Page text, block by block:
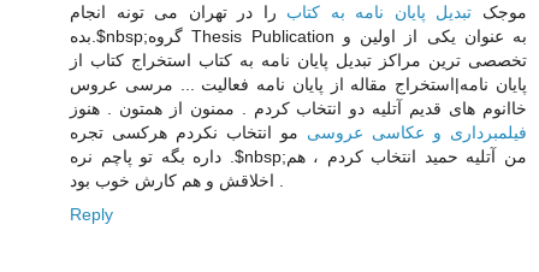
موجک تبدیل پایان نامه به کتاب را در تهران می تونه انجام
بده.$nbsp;گروه Thesis Publication به عنوان یکی از اولین و
تخصصی ترین مراکز تبدیل پایان نامه به کتاب استخراج کتاب از
پایان نامه|استخراج مقاله از پایان نامه فعالیت ... مرسی عروس
خاانوم های قدیم آتلیه دو انتخاب کردم . ممنون از همتون . هنوز
فیلمبرداری و عکاسی عروسی مو انتخاب نکردم هرکسی تجره
داره بگه تو پاچم نره .$nbsp;من آتلیه حمید انتخاب کردم ، هم
اخلاقش و هم کارش خوب بود .
Reply